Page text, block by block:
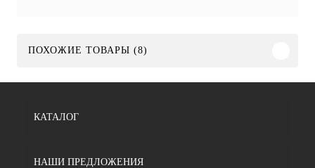
ПОХОЖИЕ ТОВАРЫ (8)
КАТАЛОГ
НАШИ ПРЕДЛОЖЕНИЯ